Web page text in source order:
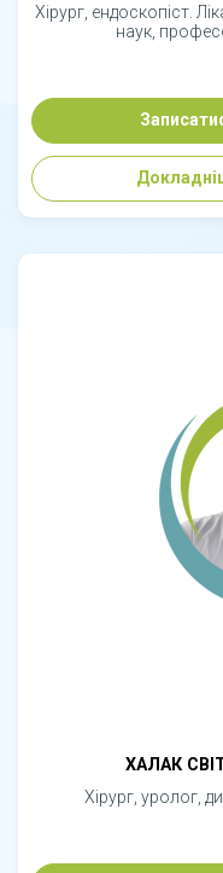
Хірург, ендоскопіст.
наук,
ХАЛАК
Хірург, уролог,